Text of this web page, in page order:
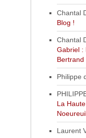
Chantal
Blog !
Chantal
Gabriel :
Bertrand
Philippe
La
Laurent